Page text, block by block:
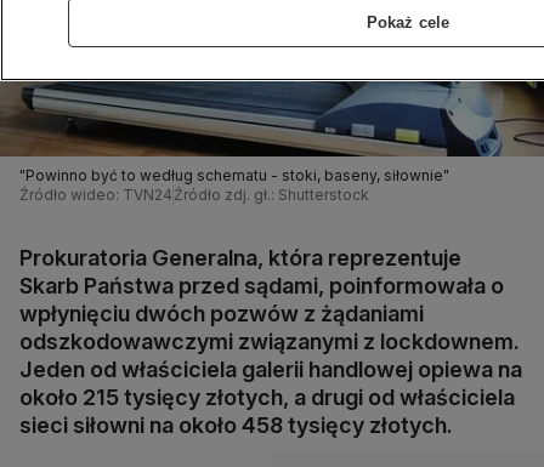
"Powinno być to według schematu - stoki, baseny, siłownie"
Źródło wideo: TVN24 Źródło zdj. gł.: Shutterstock
Prokuratoria Generalna, która reprezentuje
Skarb Państwa przed sądami, poinformowała o
wpłynięciu dwóch pozwów z żądaniami
odszkodowawczymi związanymi z lockdownem.
Jeden od właściciela galerii handlowej opiewa na
około 215 tysięcy złotych, a drugi od właściciela
sieci siłowni na około 458 tysięcy złotych.
Pokaż cele